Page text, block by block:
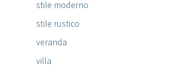
stile moderno
stile rustico
veranda
villa